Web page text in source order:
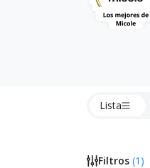
Lista
Filtros (1 )